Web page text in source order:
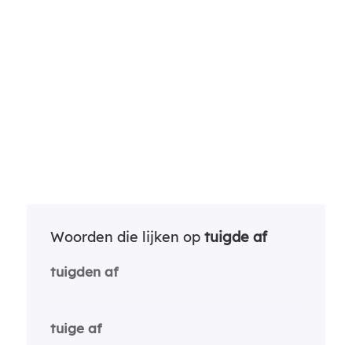
Woorden die lijken op tuigde af
tuigden af
tuige af